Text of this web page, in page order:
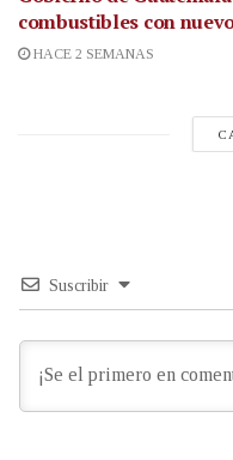
combustibles con
HACE 2 SEMANAS
Suscribir